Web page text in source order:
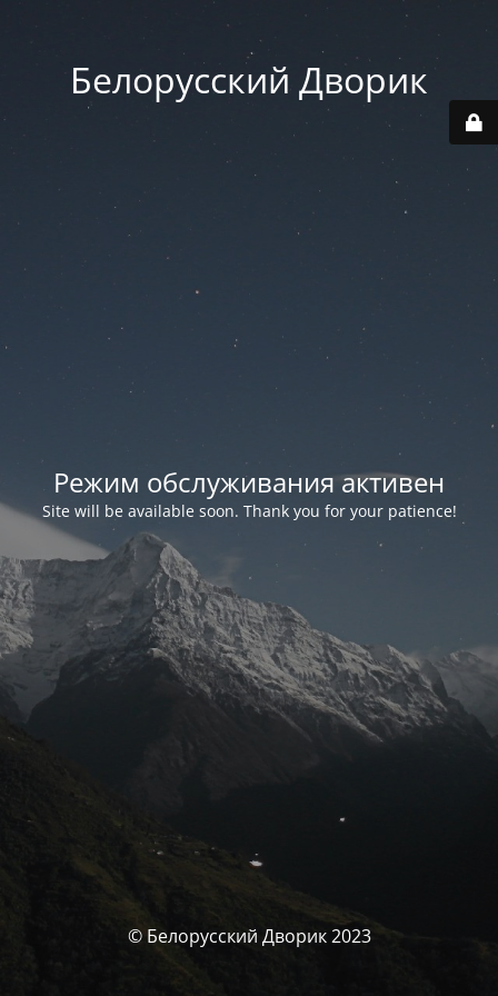
Белорусский Дворик
Режим обслуживания активен
Site will be available soon. Thank you for your patience!
© Белорусский Дворик 2023